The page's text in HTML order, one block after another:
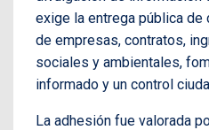
exige la entrega pública
de empresas, contratos,
sociales y ambientales,
informado y un control
La adhesión fue valorada